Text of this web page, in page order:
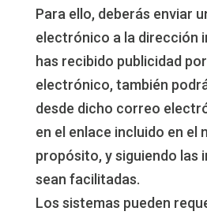
Para ello, deberás enviar
electrónico a la dirección
has recibido publicidad
electrónico, también
desde dicho correo
en el enlace incluido en el
propósito, y siguiendo las
sean facilitadas.
Los sistemas pueden